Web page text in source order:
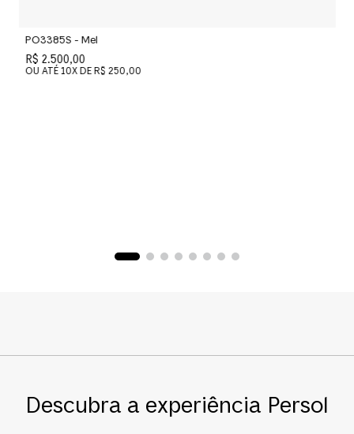
PO3385S - Mel
R$ 2.500,00
OU ATÉ 10X DE R$ 250,00
Descubra a experiência Persol